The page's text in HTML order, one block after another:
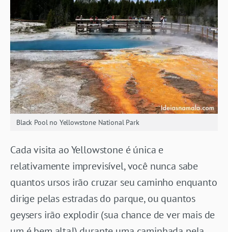
Black Pool no Yellowstone National Park
Cada visita ao Yellowstone é única e
relativamente imprevisível, você nunca sabe
quantos ursos irão cruzar seu caminho enquanto
dirige pelas estradas do parque, ou quantos
geysers irão explodir (sua chance de ver mais de